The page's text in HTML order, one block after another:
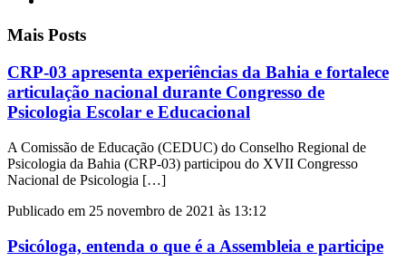
Mais Posts
CRP-03 apresenta experiências da Bahia e fortalece
articulação nacional durante Congresso de
Psicologia Escolar e Educacional
A Comissão de Educação (CEDUC) do Conselho Regional de
Psicologia da Bahia (CRP-03) participou do XVII Congresso
Nacional de Psicologia […]
Publicado em 25 novembro de 2021 às 13:12
Psicóloga, entenda o que é a Assembleia e participe